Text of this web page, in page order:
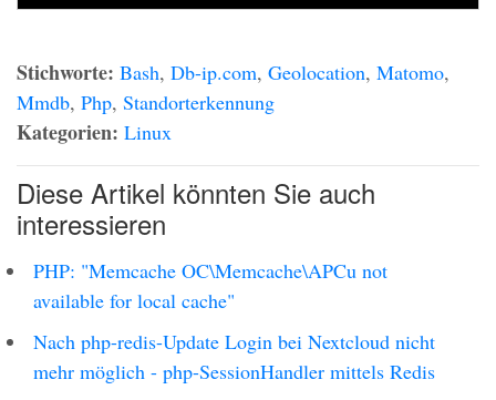
Stichworte: Bash, Db-ip.com, Geolocation, Matomo,
Mmdb, Php, Standorterkennung
Kategorien: Linux
Diese Artikel könnten Sie auch
interessieren
PHP: "Memcache OC\Memcache\APCu not
available for local cache"
Nach php-redis-Update Login bei Nextcloud nicht
mehr möglich - php-SessionHandler mittels Redis